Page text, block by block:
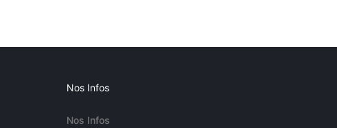
Nos Infos
Nos Infos